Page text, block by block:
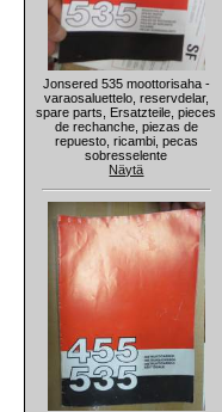
Jonsered 535 moottorisaha -
varaosaluettelo, reservdelar,
spare parts, Ersatzteile, pieces
de rechanche, piezas de
repuesto, ricambi, pecas
sobresselente
Näytä